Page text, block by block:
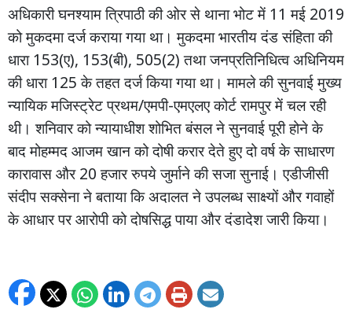
अधिकारी घनश्याम त्रिपाठी की ओर से थाना भोट में 11मई 2019
को मुकदमा दर्ज कराया गया था। मुकदमा भारतीय दंड संहिता की
धारा153(ए), 153(बी), 505(2)तथा जनप्रतिनिधित्व अधिनियम
की धारा125के तहत दर्ज किया गया था। मामले की सुनवाई मुख्य
न्यायिक मजिस्ट्रेट प्रथम/एमपी-एमएलए कोर्ट रामपुर में चल रही
थी। शनिवार को न्यायाधीश शोभित बंसल ने सुनवाई पूरी होने के
बाद मोहम्मद आजम खान को दोषी करार देते हुए दो वर्ष के साधारण
कारावास और20हजार रुपये जुर्माने की सजा सुनाई। एडीजीसी
संदीप सक्सेना ने बताया कि अदालत ने उपलब्ध साक्ष्यों और गवाहों
के आधार पर आरोपी को दोषसिद्ध पाया और दंडादेश जारी किया।